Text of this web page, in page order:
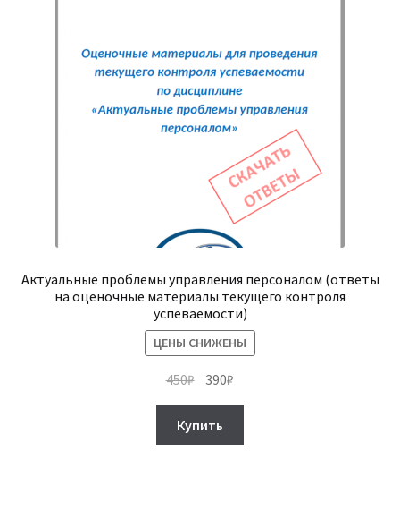
Актуальные проблемы управления персоналом (ответы
на оценочные материалы текущего контроля
успеваемости)
ЦЕНЫ СНИЖЕНЫ
450₽ Первоначальная
цена
составляла
450₽.
390₽
цена:
Купить